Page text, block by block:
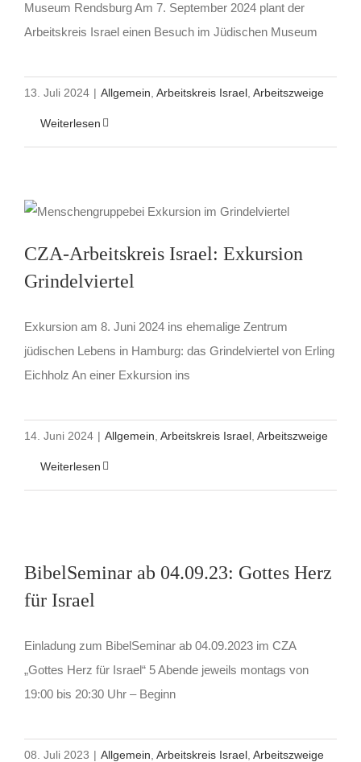
Museum Rendsburg Am 7. September 2024 plant der
Arbeitskreis Israel einen Besuch im Jüdischen Museum
13. Juli 2024 | Allgemein Arbeitskreis Israel Arbeitszweige
Weiterlesen
CZA-Arbeitskreis Israel: Exkursion
Grindelviertel
Exkursion am 8. Juni 2024 ins ehemalige Zentrum
jüdischen Lebens in Hamburg: das Grindelviertel von Erling
Eichholz An einer Exkursion ins
14. Juni 2024 | Allgemein Arbeitskreis Israel Arbeitszweige
Weiterlesen
BibelSeminar ab 04.09.23: Gottes Herz
für Israel
Einladung zum BibelSeminar ab 04.09.2023 im CZA
„Gottes Herz für Israel“ 5 Abende jeweils montags von
19:00 bis 20:30 Uhr – Beginn
08. Juli 2023 | Allgemein Arbeitskreis Israel Arbeitszweige